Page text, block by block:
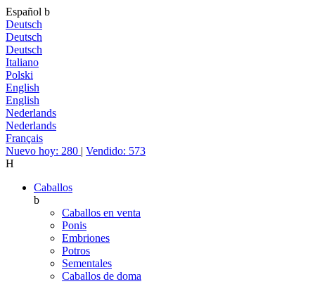
Español b
Deutsch
Deutsch
Deutsch
Italiano
Polski
English
English
Nederlands
Nederlands
Français
Nuevo hoy: 280 | Vendido: 573
H
Caballos
b
Caballos en venta
Ponis
Embriones
Potros
Sementales
Caballos de doma